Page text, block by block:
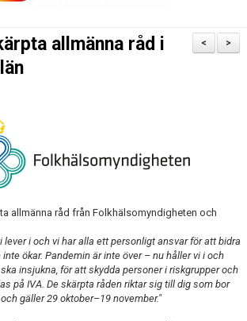
>
<
allmänna råd i
allmänna råd från Folkhälsomyndigheten och
lever i och vi har alla ett personligt ansvar för att bidra
ökar. Pandemin är inte över – nu håller vi i och
insjukna, för att skydda personer i riskgrupper och
på IVA. De skärpta råden riktar sig till dig som bor
gäller 29 oktober–19 november."